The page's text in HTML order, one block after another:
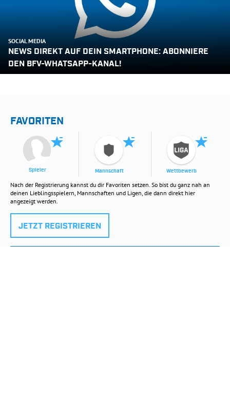
SOCIAL MEDIA
NEWS DIREKT AUF DEIN SMARTPHONE: ABONNIERE
DEN BFV-WHATSAPP-KANAL!
FAVORITEN
Spieler Mannschaft Wettbewerb
Nach der Registrierung kannst du dir Favoriten setzen. So bist du ganz nah an
deinen Lieblingsspielern, Mannschaften und Ligen, die dann direkt hier
angezeigt werden.
JETZT REGISTRIEREN